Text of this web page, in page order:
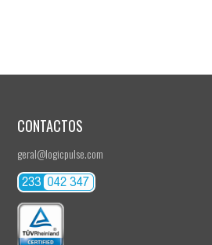
CONTACTOS
geral@logicpulse.com